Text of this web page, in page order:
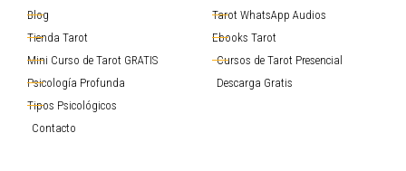
Blog
Tienda Tarot
Mini Curso de Tarot GRATIS
Psicología Profunda
Tipos Psicológicos
Contacto
Tarot WhatsApp Audios
Ebooks Tarot
Cursos de Tarot Presencial
Descarga Gratis